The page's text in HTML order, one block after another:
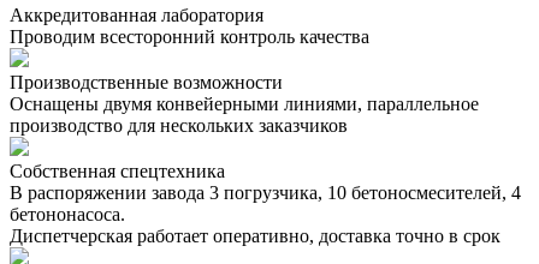
Аккредитованная лаборатория
Проводим всесторонний контроль качества
Производственные возможности
Оснащены двумя конвейерными линиями, параллельное
производство для нескольких заказчиков
Собственная спецтехника
В распоряжении завода 3 погрузчика, 10 бетоносмесителей, 4
бетононасоса.
Диспетчерская работает оперативно, доставка точно в срок